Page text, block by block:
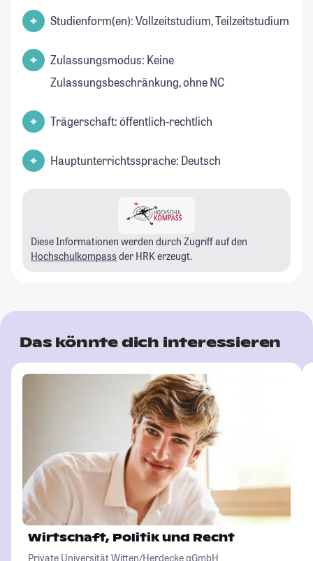
Studienform(en): Vollzeitstudium, Teilzeitstudium
Zulassungsmodus: Keine
Zulassungsbeschränkung, ohne NC
Trägerschaft: öffentlich-rechtlich
Hauptunterrichtssprache: Deutsch
Diese Informationen werden durch Zugriff auf den
Hochschulkompass der HRK erzeugt.
Das könnte dich interessieren
Wirtschaft, Politik und Recht
Private Universität Witten/Herdecke gGmbH